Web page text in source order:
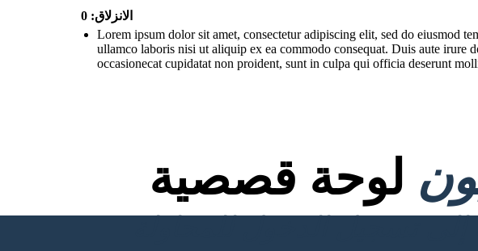
الانزلاق: 0
Lorem ipsum dolor sit amet, consectetur adipiscing elit, sed do eiusmod
ullamco laboris nisi ut aliquip ex ea commodo consequat. Duis aute
occasionecat cupidatat non proident, sunt in culpa qui officia deserunt
لوحة قصصية